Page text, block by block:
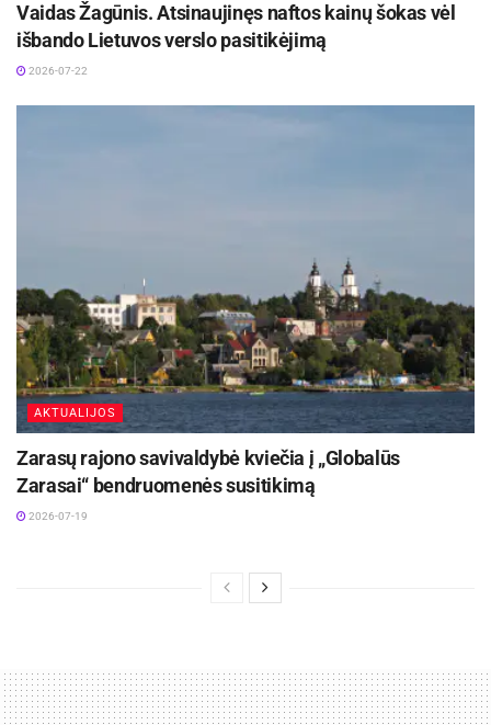
Vaidas Žagūnis. Atsinaujinęs naftos kainų šokas vėl
išbando Lietuvos verslo pasitikėjimą
2026-07-22
AKTUALIJOS
Zarasų rajono savivaldybė kviečia į „Globalūs
Zarasai“ bendruomenės susitikimą
2026-07-19